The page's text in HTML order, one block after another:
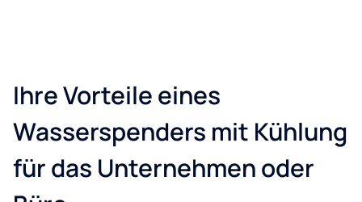
Ihre Vorteile eines
Wasserspenders mit Kühlung
für das Unternehmen oder